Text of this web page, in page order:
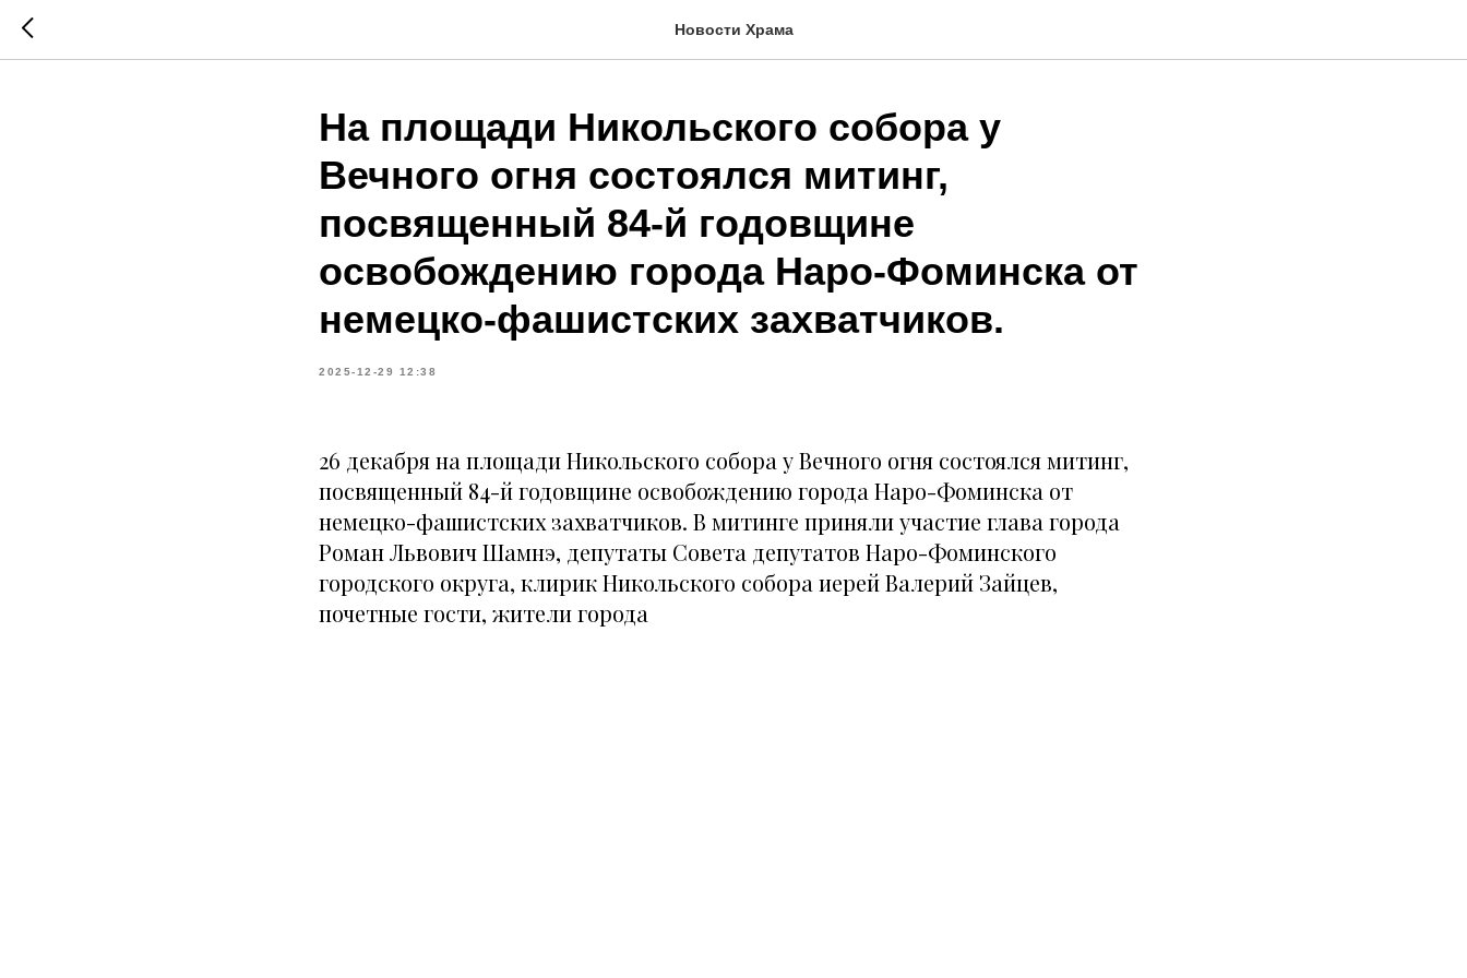
Новости Храма
На площади Никольского собора у
Вечного огня состоялся митинг,
посвященный 84-й годовщине
освобождению города Наро-Фоминска от
немецко-фашистских захватчиков.
2025-12-29 12:38
26 декабря на площади Никольского собора у Вечного огня состоялся митинг,
посвященный 84-й годовщине освобождению города Наро-Фоминска от
немецко-фашистских захватчиков. В митинге приняли участие глава города
Роман Львович Шамнэ, депутаты Совета депутатов Наро-Фоминского
городского округа, клирик Никольского собора иерей Валерий Зайцев,
почетные гости, жители города